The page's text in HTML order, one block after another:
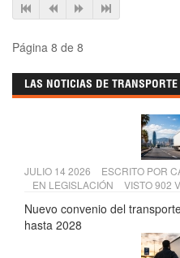
Página 8 de 8
LAS NOTICIAS DE
JULIO 14 2026 ESCRITO POR
EN LEGISLACIÓN VISTO 902
Nuevo convenio del
hasta 2028